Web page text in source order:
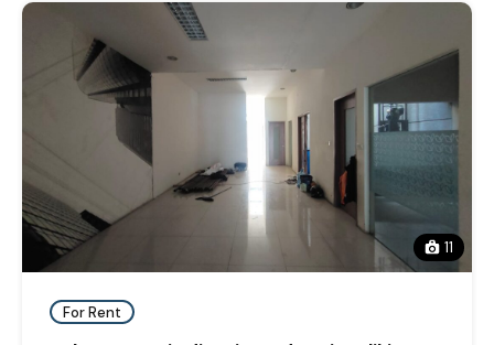
11
For Rent